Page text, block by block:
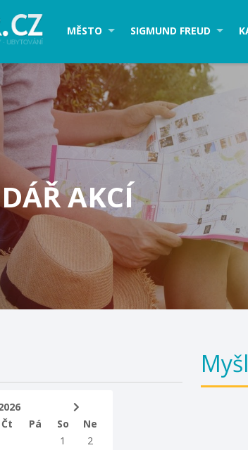
MĚSTO SIGMUND FREUD
AKCÍ
Čt Pá So
Ne
1
2